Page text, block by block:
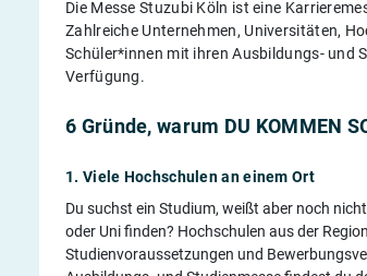
Die Messe Stuzubi Köln ist eine
Zahlreiche Unternehmen, Universitäten,
Schüler*innen mit ihren Ausbildungs- und
Verfügung.
6 Gründe, warum DU KOMMEN
1. Viele Hochschulen an einem Ort
Du suchst ein Studium, weißt aber noch
oder Uni finden? Hochschulen aus der
Studienvoraussetzungen und